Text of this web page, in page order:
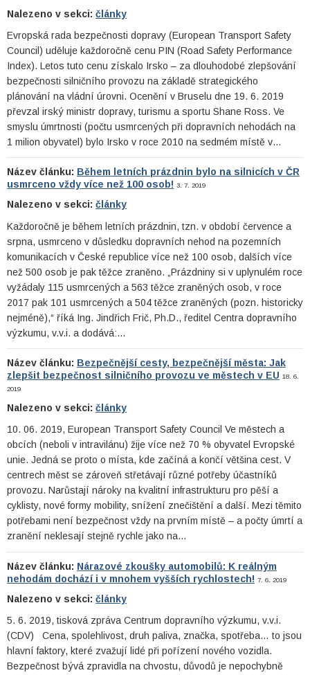
Nalezeno v sekci: články
Evropská rada bezpečnosti dopravy (European Transport Safety
Council) uděluje každoročně cenu PIN (Road Safety Performance
Index). Letos tuto cenu získalo Irsko – za dlouhodobé zlepšování
bezpečnosti silničního provozu na základě strategického
plánování na vládní úrovni. Ocenění v Bruselu dne 19. 6. 2019
převzal irský ministr dopravy, turismu a sportu Shane Ross. Ve
smyslu úmrtnosti (počtu usmrcených při dopravních nehodách na
1 milion obyvatel) bylo Irsko v roce 2010 na sedmém místě v…
Název článku: Během letních prázdnin bylo na silnicích v ČR
usmrceno vždy více než 100 osob! 3. 7. 2019
Nalezeno v sekci: články
Každoročně je během letních prázdnin, tzn. v období července a
srpna, usmrceno v důsledku dopravních nehod na pozemních
komunikacích v České republice více než 100 osob, dalších více
než 500 osob je pak těžce zraněno. „Prázdniny si v uplynulém roce
vyžádaly 115 usmrcených a 563 těžce zraněných osob, v roce
2017 pak 101 usmrcených a 504 těžce zraněných (pozn. historicky
nejméně),“ říká Ing. Jindřich Frič, Ph.D., ředitel Centra dopravního
výzkumu, v.v.i. a dodává:…
Název článku: Bezpečnější cesty, bezpečnější města: Jak
zlepšit bezpečnost silničního provozu ve městech v EU 18. 6.
2019
Nalezeno v sekci: články
10. 06. 2019, European Transport Safety Council Ve městech a
obcích (neboli v intravilánu) žije více než 70 % obyvatel Evropské
unie. Jedná se proto o místa, kde začíná a končí většina cest. V
centrech měst se zároveň střetávají různé potřeby účastníků
provozu. Narůstají nároky na kvalitní infrastrukturu pro pěší a
cyklisty, nové formy mobility, snížení znečištění a další. Mezi těmito
potřebami není bezpečnost vždy na prvním místě – a počty úmrtí a
zranění neklesají stejně rychle jako na…
Název článku: Nárazové zkoušky automobilů: K reálným
nehodám dochází i v mnohem vyšších rychlostech! 7. 6. 2019
Nalezeno v sekci: články
5. 6. 2019, tisková zpráva Centrum dopravního výzkumu, v.v.i.
(CDV) Cena, spolehlivost, druh paliva, značka, spotřeba… to jsou
hlavní faktory, které zvažují lidé při pořízení nového vozidla.
Bezpečnost bývá zpravidla na chvostu, důvodů je nepochybně